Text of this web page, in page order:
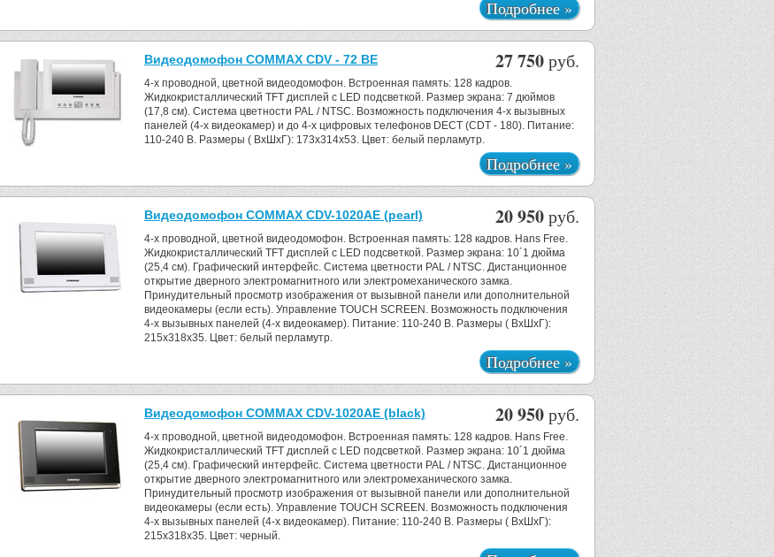
Подробнее »
27 750руб.
Видеодомофон COMMAX CDV - 72 BE
4-x проводной, цветной видеодомофон. Встроенная память: 128 кадров.
Жидкокристаллический TFT дисплей с LED подсветкой. Размер экрана: 7 дюймов
(17,8 см). Система цветности PAL / NTSC. Возможность подключения 4-х вызывных
панелей (4-х видеокамер) и до 4-х цифровых телефонов DECT (CDT - 180). Питание:
110-240 B. Размеры ( ВхШхГ): 173x314x53. Цвет: белый перламутр.
Подробнее »
20 950руб.
Видеодомофон COMMAX CDV-1020AЕ (pearl)
4-x проводной, цветной видеодомофон. Встроенная память: 128 кадров. Hans Free.
Жидкокристаллический TFT дисплей с LED подсветкой. Размер экрана: 10´1 дюйма
(25,4 см). Графический интерфейс. Система цветности PAL / NTSC. Дистанционное
открытие дверного электромагнитного или электромеханического замка.
Принудительный просмотр изображения от вызывной панели или дополнительной
видеокамеры (если есть). Управление TOUCH SCREEN. Возможность подключения
4-х вызывных панелей (4-х видеокамер). Питание: 110-240 B. Размеры ( ВхШхГ):
215x318x35. Цвет: белый перламутр.
Подробнее »
20 950руб.
Видеодомофон COMMAX CDV-1020AЕ (black)
4-x проводной, цветной видеодомофон. Встроенная память: 128 кадров. Hans Free.
Жидкокристаллический TFT дисплей с LED подсветкой. Размер экрана: 10´1 дюйма
(25,4 см). Графический интерфейс. Система цветности PAL / NTSC. Дистанционное
открытие дверного электромагнитного или электромеханического замка.
Принудительный просмотр изображения от вызывной панели или дополнительной
видеокамеры (если есть). Управление TOUCH SCREEN. Возможность подключения
4-х вызывных панелей (4-х видеокамер). Питание: 110-240 B. Размеры ( ВхШхГ):
215x318x35. Цвет: черный.